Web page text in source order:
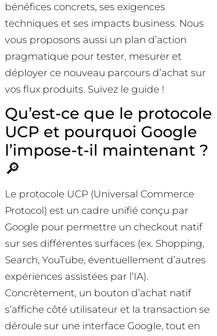
bénéfices concrets, ses exigences
techniques et ses impacts business. Nous
vous proposons aussi un plan d’action
pragmatique pour tester, mesurer et
déployer ce nouveau parcours d’achat sur
vos flux produits. Suivez le guide !
Qu’est-ce que le protocole
UCP et pourquoi Google
l’impose-t-il maintenant ?
🔎
Le protocole UCP (Universal Commerce
Protocol) est un cadre unifié conçu par
Google pour permettre un checkout natif
sur ses différentes surfaces (ex. Shopping,
Search, YouTube, éventuellement d’autres
expériences assistées par l’IA).
Concrètement, un bouton d’achat natif
s’affiche côté utilisateur et la transaction se
déroule sur une interface Google, tout en